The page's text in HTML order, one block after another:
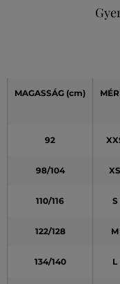
MAGASSÁG (cm)
92
98/104 XS
110/116 S
122/128 M
134/140 L